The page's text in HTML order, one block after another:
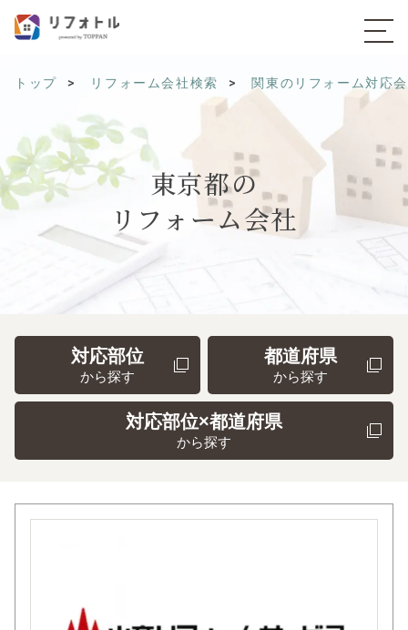
トップ リフォーム会社検索 関東のリフォーム対応
東京都の
リフォーム会社
対応部位
から探す
都道府県
から探す
対応部位×都道府県
から探す